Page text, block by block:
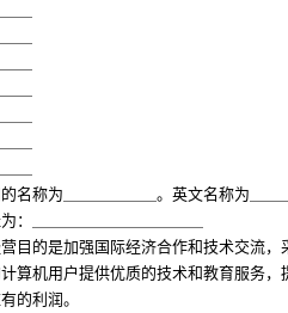
＿
＿
＿
＿
＿
＿
＿
名称为＿＿＿＿＿＿。英文名称为＿＿
：＿＿＿＿＿＿＿＿＿＿＿
目的是加强国际经济合作和技术交流，
算机用户提供优质的技术和教育服务，
的利润。